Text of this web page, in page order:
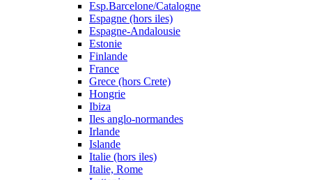
Esp.Barcelone/Catalogne
Espagne (hors iles)
Espagne-Andalousie
Estonie
Finlande
France
Grece (hors Crete)
Hongrie
Ibiza
Iles anglo-normandes
Irlande
Islande
Italie (hors iles)
Italie, Rome